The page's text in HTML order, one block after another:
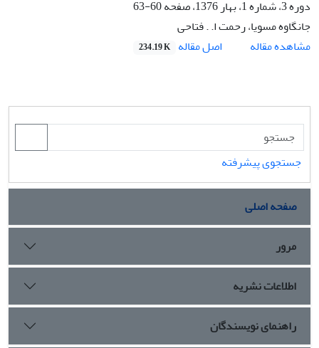
دوره 3، شماره 1، بهار 1376، صفحه
60-63
جانگاوه مسویا، رحمت ا. . فتاحی
مشاهده مقاله
اصل مقاله 234.19 K
جستجوی پیشرفته
صفحه اصلی
مرور
اطلاعات نشریه
راهنمای نویسندگان